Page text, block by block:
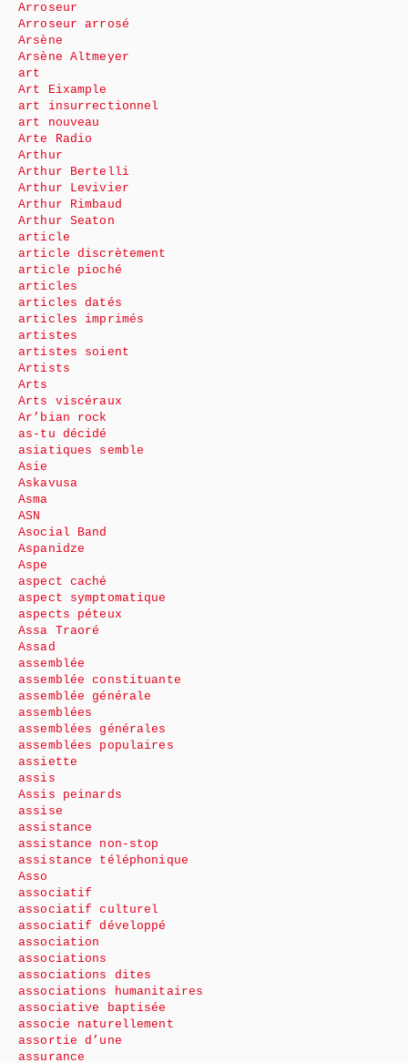
Arroseur
Arroseur arrosé
Arsène
Arsène Altmeyer
art
Art Eixample
art insurrectionnel
art nouveau
Arte Radio
Arthur
Arthur Bertelli
Arthur Levivier
Arthur Rimbaud
Arthur Seaton
article
article discrètement
article pioché
articles
articles datés
articles imprimés
artistes
artistes soient
Artists
Arts
Arts viscéraux
Ar’bian rock
as-tu décidé
asiatiques semble
Asie
Askavusa
Asma
ASN
Asocial Band
Aspanidze
Aspe
aspect caché
aspect symptomatique
aspects péteux
Assa Traoré
Assad
assemblée
assemblée constituante
assemblée générale
assemblées
assemblées générales
assemblées populaires
assiette
assis
Assis peinards
assise
assistance
assistance non-stop
assistance téléphonique
Asso
associatif
associatif culturel
associatif développé
association
associations
associations dites
associations humanitaires
associative baptisée
associe naturellement
assortie d’une
assurance